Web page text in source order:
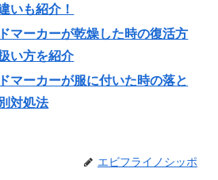
いも紹介！
マーカーが乾燥した時の復活方
い方を紹介
マーカーが服に付いた時の落と
対処法
エビフライノシッポ